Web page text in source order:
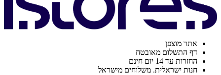
אתר מוצפן
דף התשלום מאובטח
החזרות עד 14 יום חינם
חנות ישראלית. משלוחים מישראל